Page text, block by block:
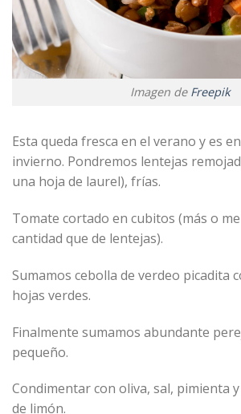
Imagen de Freepik
Esta queda fresca en el verano y es
invierno. Pondremos lentejas
una hoja de laurel), frías.
Tomate cortado en cubitos (más o
cantidad que de lentejas).
Sumamos cebolla de verdeo picadita
hojas verdes.
Finalmente sumamos abundante
pequeño.
Condimentar con oliva, sal, pimienta
de limón.